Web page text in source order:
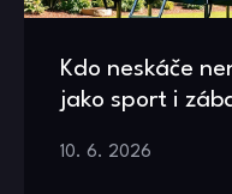
Kdo neskáče
jako sport i
10. 6. 2026